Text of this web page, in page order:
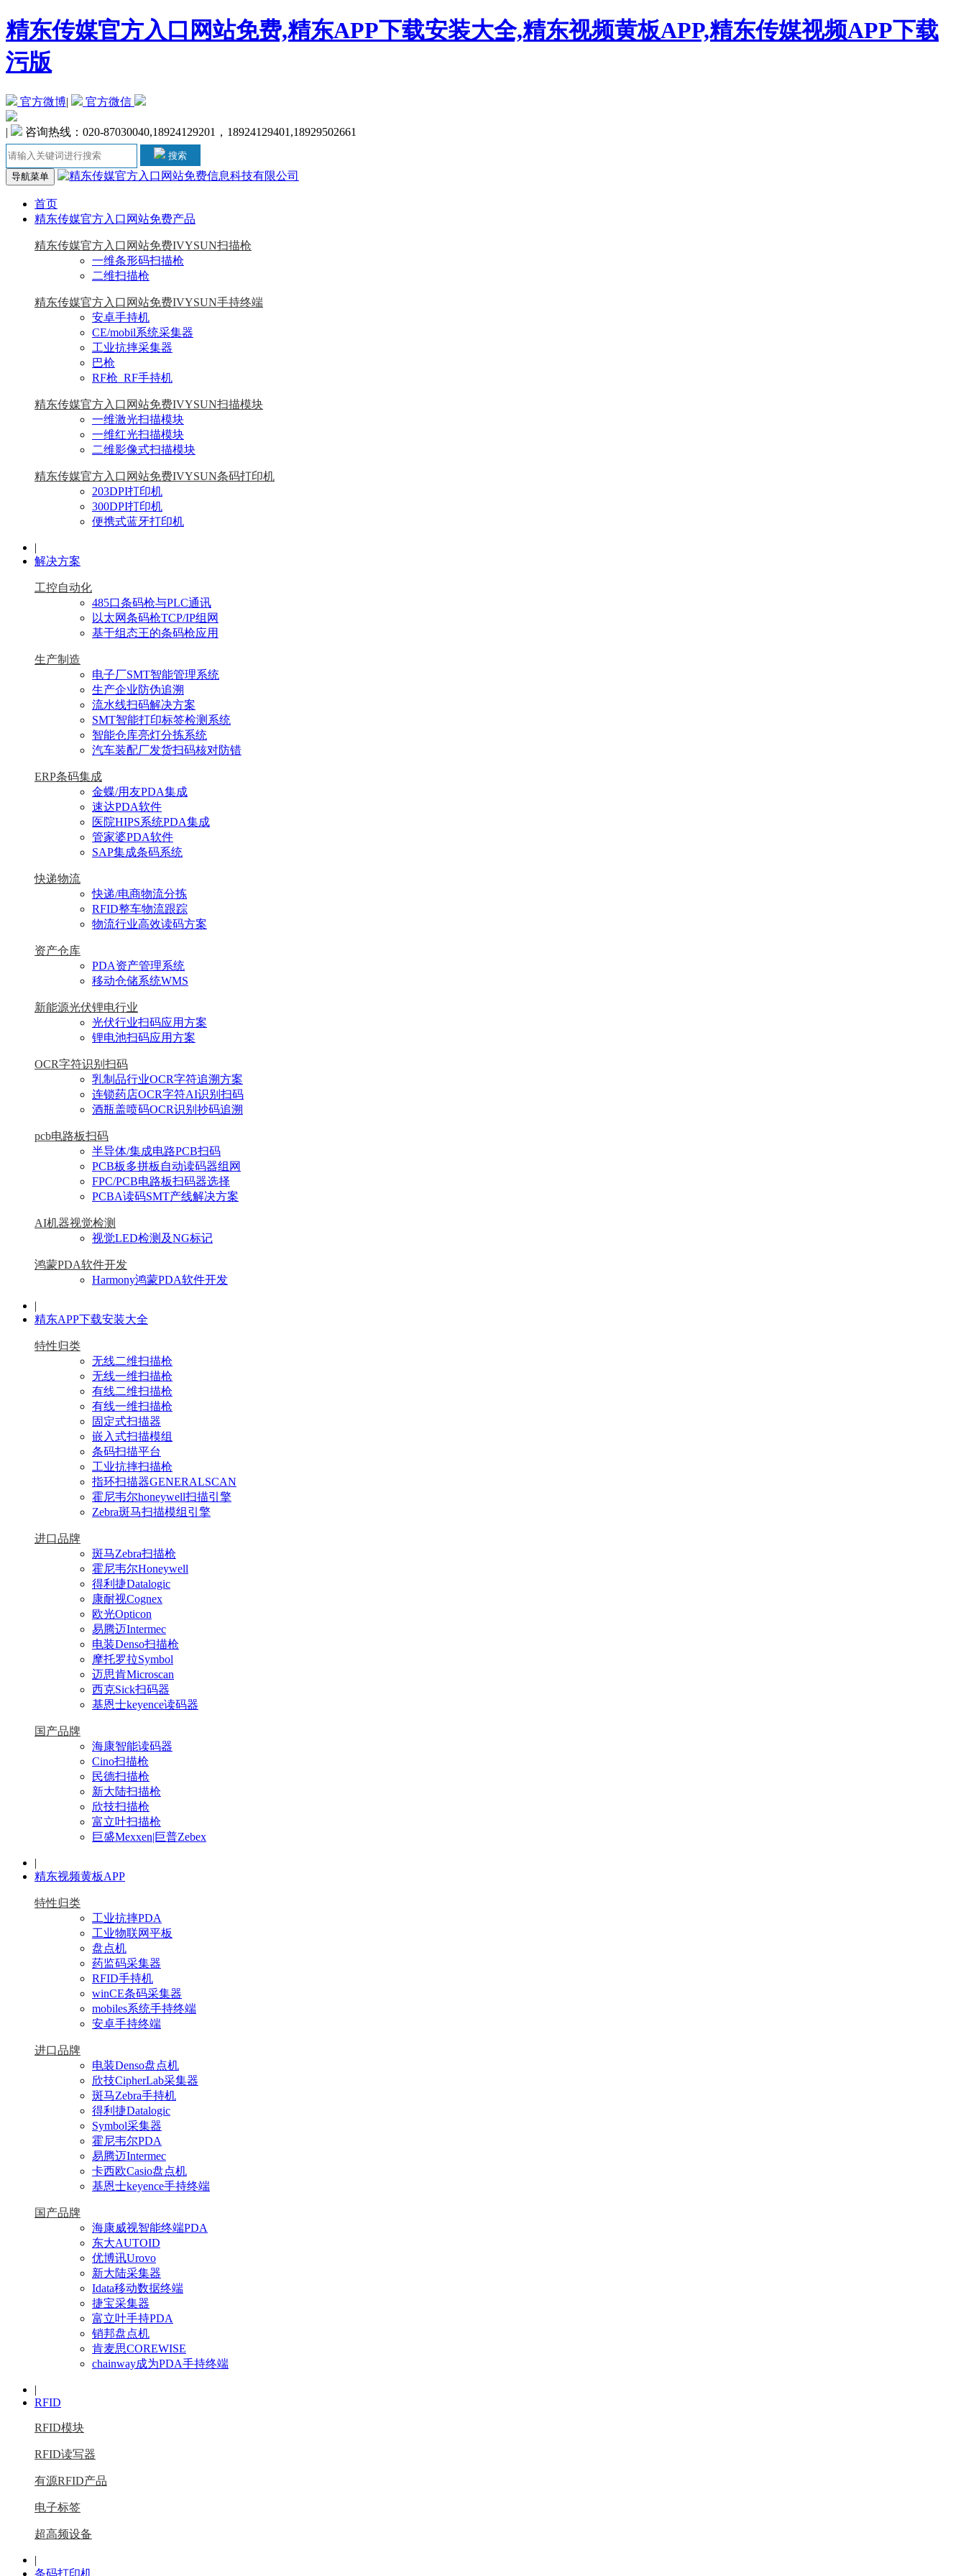
精东传媒官方入口网站免费,精东APP下载安装大全,精东视频黄板APP,精东传媒视频APP下载
污版
官方微博| 官方微信
| 咨询热线：020-87030040,18924129201，18924129401,18929502661
搜索
导航菜单
首页
精东传媒官方入口网站免费产品
精东传媒官方入口网站免费IVYSUN扫描枪
一维条形码扫描枪
二维扫描枪
精东传媒官方入口网站免费IVYSUN手持终端
安卓手持机
CE/mobil系统采集器
工业抗摔采集器
巴枪
RF枪_RF手持机
精东传媒官方入口网站免费IVYSUN扫描模块
一维激光扫描模块
一维红光扫描模块
二维影像式扫描模块
精东传媒官方入口网站免费IVYSUN条码打印机
203DPI打印机
300DPI打印机
便携式蓝牙打印机
|
解决方案
工控自动化
485口条码枪与PLC通讯
以太网条码枪TCP/IP组网
基于组态王的条码枪应用
生产制造
电子厂SMT智能管理系统
生产企业防伪追溯
流水线扫码解决方案
SMT智能打印标签检测系统
智能仓库亮灯分拣系统
汽车装配厂发货扫码核对防错
ERP条码集成
金蝶/用友PDA集成
速达PDA软件
医院HIPS系统PDA集成
管家婆PDA软件
SAP集成条码系统
快递物流
快递/电商物流分拣
RFID整车物流跟踪
物流行业高效读码方案
资产仓库
PDA资产管理系统
移动仓储系统WMS
新能源光伏锂电行业
光伏行业扫码应用方案
锂电池扫码应用方案
OCR字符识别扫码
乳制品行业OCR字符追溯方案
连锁药店OCR字符AI识别扫码
酒瓶盖喷码OCR识别抄码追溯
pcb电路板扫码
半导体/集成电路PCB扫码
PCB板多拼板自动读码器组网
FPC/PCB电路板扫码器选择
PCBA读码SMT产线解决方案
AI机器视觉检测
视觉LED检测及NG标记
鸿蒙PDA软件开发
Harmony鸿蒙PDA软件开发
|
精东APP下载安装大全
特性归类
无线二维扫描枪
无线一维扫描枪
有线二维扫描枪
有线一维扫描枪
固定式扫描器
嵌入式扫描模组
条码扫描平台
工业抗摔扫描枪
指环扫描器GENERALSCAN
霍尼韦尔honeywell扫描引擎
Zebra斑马扫描模组引擎
进口品牌
斑马Zebra扫描枪
霍尼韦尔Honeywell
得利捷Datalogic
康耐视Cognex
欧光Opticon
易腾迈Intermec
电装Denso扫描枪
摩托罗拉Symbol
迈思肯Microscan
西克Sick扫码器
基恩士keyence读码器
国产品牌
海康智能读码器
Cino扫描枪
民德扫描枪
新大陆扫描枪
欣技扫描枪
富立叶扫描枪
巨盛Mexxen|巨普Zebex
|
精东视频黄板APP
特性归类
工业抗摔PDA
工业物联网平板
盘点机
药监码采集器
RFID手持机
winCE条码采集器
mobiles系统手持终端
安卓手持终端
进口品牌
电装Denso盘点机
欣技CipherLab采集器
斑马Zebra手持机
得利捷Datalogic
Symbol采集器
霍尼韦尔PDA
易腾迈Intermec
卡西欧Casio盘点机
基恩士keyence手持终端
国产品牌
海康威视智能终端PDA
东大AUTOID
优博讯Urovo
新大陆采集器
Idata移动数据终端
捷宝采集器
富立叶手持PDA
销邦盘点机
肯麦思COREWISE
chainway成为PDA手持终端
|
RFID
RFID模块
RFID读写器
有源RFID产品
电子标签
超高频设备
|
条码打印机